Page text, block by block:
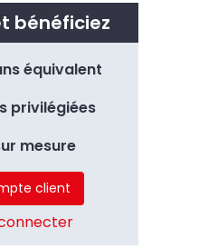
bénéficiez
équivalent
privilégiées
mesure
client